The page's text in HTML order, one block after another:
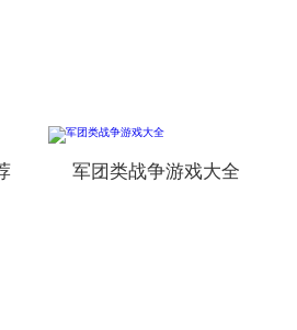
军团类战争游戏大全